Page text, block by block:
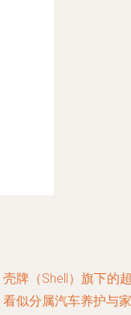
牌（Shell）旗下的
似分属汽车养护与家